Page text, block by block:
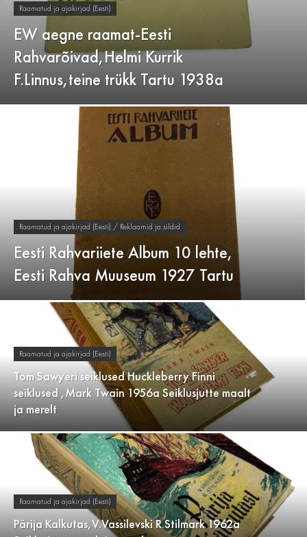
Raamatud ja ajakirjad (Eesti)
EW aegne raamat-Eesti
Rahvarõivad,Helmi Kurrik
F.Linnus,teine trükk Tartu 1938a
Raamatud ja ajakirjad (Eesti) / Reklaamid ja sildid
Eesti Rahvariiete Album 10 lehte,
Eesti Rahva Muuseum 1927 Tartu
Raamatud ja ajakirjad (Eesti)
Tom Sawyeri seiklused Huckleberry Finni
seiklused ,Mark Twain 1956a Seiklusjutte maalt
ja merelt
Raamatud ja ajakirjad (Eesti)
Pärija Kalkutas,V.Vassilevski R.Stilmark 1962a